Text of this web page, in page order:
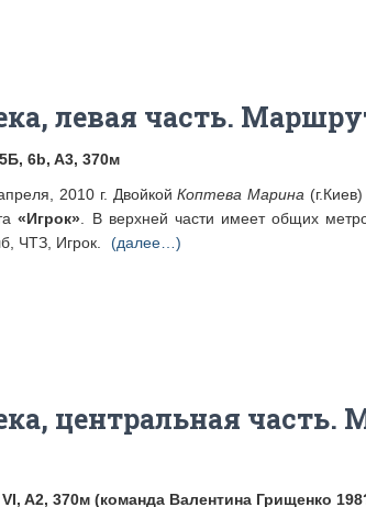
левая часть.
6b, A3, 370м
2010 г. ДвойкойКоптева Марина
«Игрок» . В верхней части имеет общих
ЧТЗ, Игрок.
(далее…)
центральная часть.
A2, 370м (команда Валентина Грищенко